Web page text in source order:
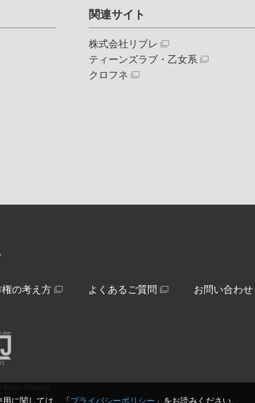
に関しては、「 プライバシーポリシー 」をお読みください。
関連サイト
株式会社リブレ
ティーンズラブ・乙女系
クロフネ
権の考え方 よくあるご質問 お問い合わせ